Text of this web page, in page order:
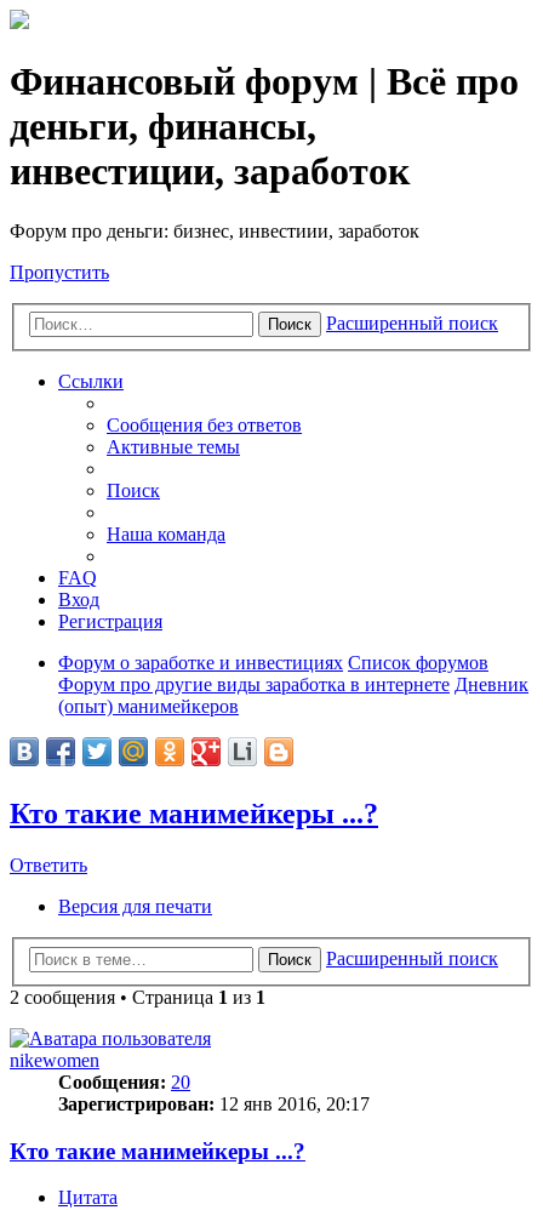
Финансовый форум | Всё про
деньги, финансы,
инвестиции, заработок
Форум про деньги: бизнес, инвестиии, заработок
Пропустить
Поиск Расширенный поиск
Ссылки
Сообщения без ответов
Активные темы
Поиск
Наша команда
FAQ
Вход
Регистрация
Форум о заработке и инвестициях Список форумов
Форум про другие виды заработка в интернете Дневник
(опыт) манимейкеров
Кто такие манимейкеры ...?
Ответить
Версия для печати
Поиск
Расширенный поиск
2 сообщения • Страница 1 из 1
nikewomen
Сообщения: 20
Зарегистрирован: 12 янв 2016, 20:17
Кто такие манимейкеры ...?
Цитата